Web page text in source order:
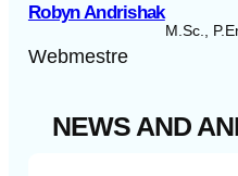
Robyn Andrishak
M.Sc.,
Webmestre
NEWS AND